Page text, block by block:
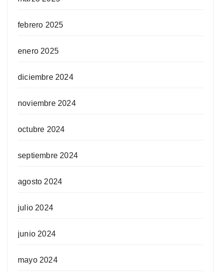
febrero 2025
enero 2025
diciembre 2024
noviembre 2024
octubre 2024
septiembre 2024
agosto 2024
julio 2024
junio 2024
mayo 2024